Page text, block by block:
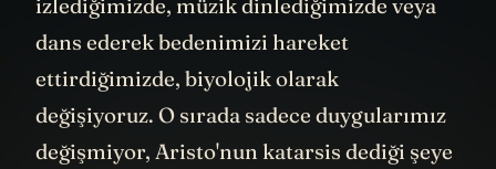
dans ederek bedenimizi hareket
ettirdiğimizde, biyolojik olarak
değişiyoruz. O sırada sadece duygularımız
değişmiyor, Aristo'nun katarsis dediği şeye